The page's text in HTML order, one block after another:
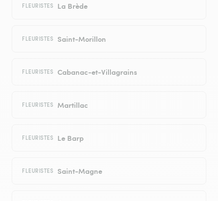
FLEURISTES La Brède
FLEURISTES Saint-Morillon
FLEURISTES Cabanac-et-Villagrains
FLEURISTES Martillac
FLEURISTES Le Barp
FLEURISTES Saint-Magne